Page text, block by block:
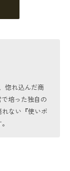
惚れ込んだ商
培った独自の
ない『使いボ